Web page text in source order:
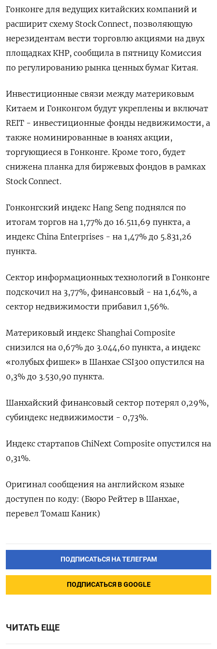
Гонконге для ведущих китайских компаний и
расширит схему Stock Connect, позволяющую
нерезидентам вести торговлю акциями на двух
площадках КНР, сообщила в пятницу Комиссия
по регулированию рынка ценных бумаг Китая.
Инвестиционные связи между материковым
Китаем и Гонконгом будут укреплены и включат
REIT - инвестиционные фонды недвижимости, а
также номинированные в юанях акции,
торгующиеся в Гонконге. Кроме того, будет
снижена планка для биржевых фондов в рамках
Stock Connect.
Гонконгский индекс Hang Seng поднялся по
итогам торгов на 1,77% до 16.511,69​ пункта, а
индекс China Enterprises - на 1,47% до 5.831,26
пункта.
Сектор информационных технологий в Гонконге
подскочил на 3,77%, финансовый - на 1,64%, а
сектор недвижимости прибавил 1,56%.
Материковый индекс Shanghai Composite
снизился на 0,67% до 3.044,60 пункта, а индекс
«голубых фишек» в Шанхае CSI300 опустился на
0,3% до 3.530,90 пункта.
Шанхайский финансовый сектор потерял 0,29%,
субиндекс недвижимости - 0,73%.​
Индекс стартапов ChiNext Composite опустился на
0,31%.
Оригинал сообщения на английском языке
доступен по коду: (Бюро Рейтер в Шанхае,
перевел Томаш Каник)
ПОДПИСАТЬСЯ НА ТЕЛЕГРАМ
ПОДПИСАТЬСЯ В GOOGLE
ЧИТАТЬ ЕЩЕ